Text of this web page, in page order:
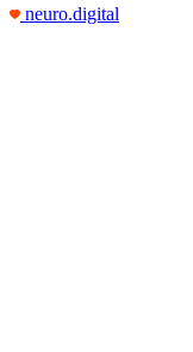
neuro.digital